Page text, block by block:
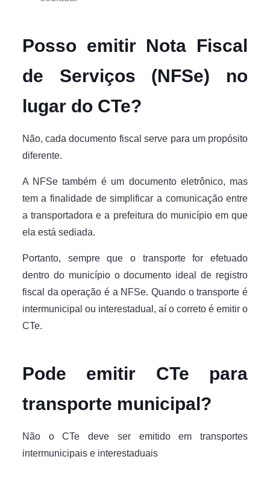
Posso emitir Nota Fiscal
de Serviços (NFSe) no
lugar do CTe?
Não, cada documento fiscal serve para um propósito
diferente.
A NFSe também é um documento eletrônico, mas
tem a finalidade de simplificar a comunicação entre
a transportadora e a prefeitura do município em que
ela está sediada.
Portanto, sempre que o transporte for efetuado
dentro do município o documento ideal de registro
fiscal da operação é a NFSe. Quando o transporte é
intermunicipal ou interestadual, aí o correto é emitir o
CTe.
Pode emitir CTe para
transporte municipal?
Não o CTe deve ser emitido em transportes
intermunicipais e interestaduais